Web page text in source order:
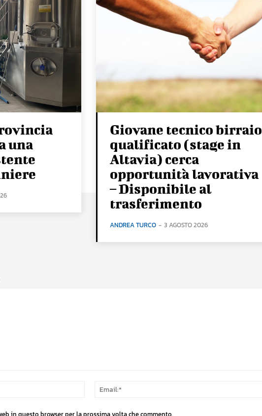
una
Giovane tecnico birraio
qualificato (stage in
Altavia) cerca
opportunità lavorativa
– Disponibile al
trasferimento
ANDREA TURCO - 3 AGOSTO 2026
Nome:*